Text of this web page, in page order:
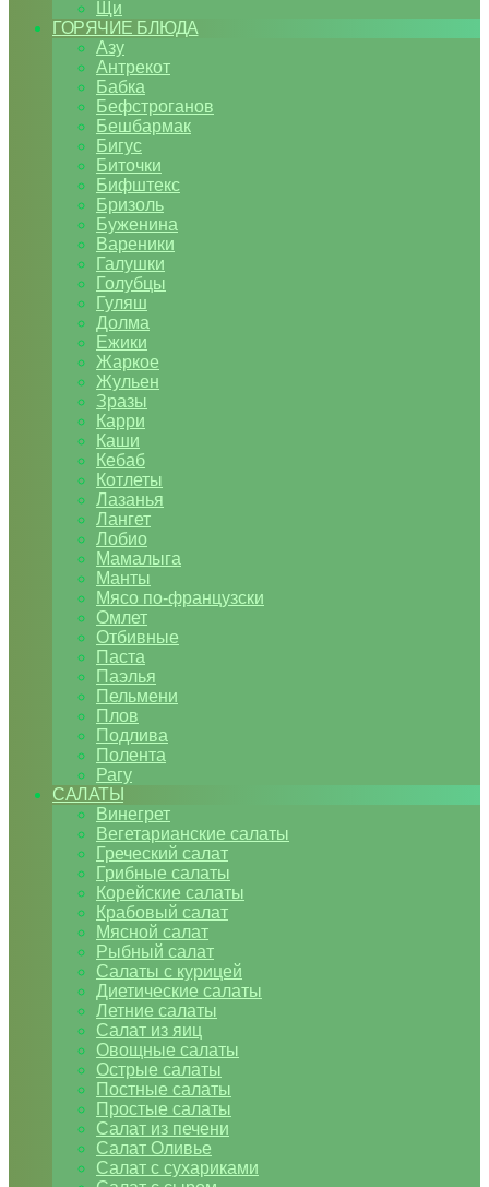
Щи
ГОРЯЧИЕ БЛЮДА
Азу
Антрекот
Бабка
Бефстроганов
Бешбармак
Бигус
Биточки
Бифштекс
Бризоль
Буженина
Вареники
Галушки
Голубцы
Гуляш
Долма
Ежики
Жаркое
Жульен
Зразы
Карри
Каши
Кебаб
Котлеты
Лазанья
Лангет
Лобио
Мамалыга
Манты
Мясо по-французски
Омлет
Отбивные
Паста
Паэлья
Пельмени
Плов
Подлива
Полента
Рагу
САЛАТЫ
Винегрет
Вегетарианские салаты
Греческий салат
Грибные салаты
Корейские салаты
Крабовый салат
Мясной салат
Рыбный салат
Салаты с курицей
Диетические салаты
Летние салаты
Салат из яиц
Овощные салаты
Острые салаты
Постные салаты
Простые салаты
Салат из печени
Салат Оливье
Салат с сухариками